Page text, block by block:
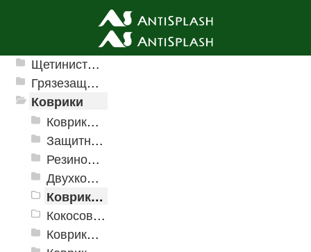
Ячеистые грязезащитные покрытия
Щетинистые покрытия
Грязезащитные, влаговпитывающие покрытия
Коврики
Коврики влаговпитывающие
Защитные коврики и лотки
Резиновые коврики
Двухкомпонентные коврики
Коврики на пенорезине
Кокосовые коврики
Коврики для ванн